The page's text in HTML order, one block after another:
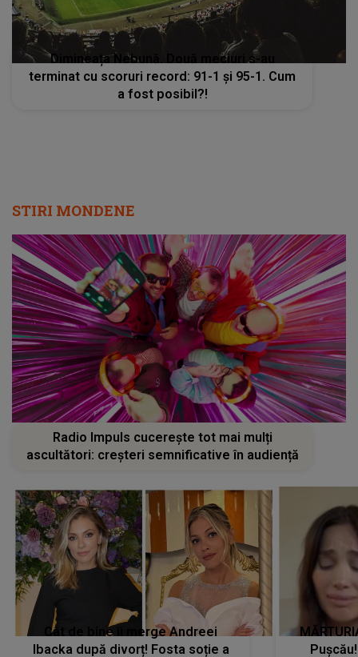
Dimineața Nebună. Două meciuri s-au
terminat cu scoruri record: 91-1 și 95-1. Cum
a fost posibil?!
STIRI MONDENE
Radio Impuls cucerește tot mai mulți
ascultători: creșteri semnificative în audiență
Cât de bine îi merge Andreei
Ibacka după divorț! Fosta soție a